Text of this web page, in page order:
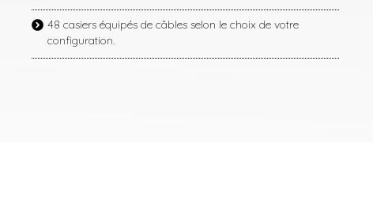
48 casiers équipés de câbles selon le choix de votre
configuration.